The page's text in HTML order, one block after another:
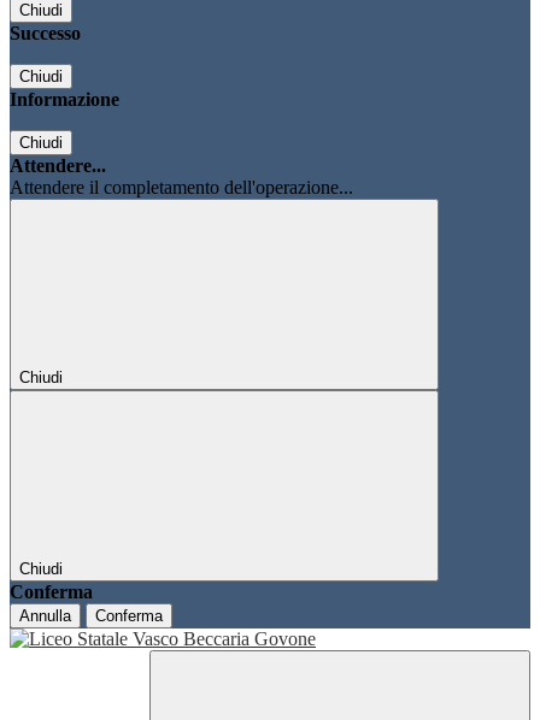
Chiudi
Successo
Chiudi
Informazione
Chiudi
Attendere...
Attendere il completamento dell'operazione...
Chiudi
Chiudi
Conferma
Annulla Conferma